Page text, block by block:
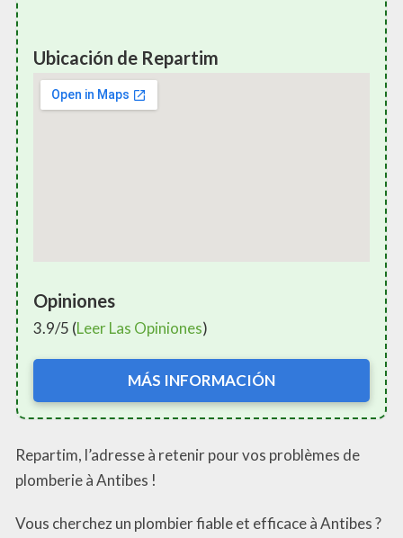
Ubicación de Repartim
Opiniones
3.9/5 (Leer Las Opiniones)
MÁS INFORMACIÓN
Repartim, l’adresse à retenir pour vos problèmes de
plomberie à Antibes !
Vous cherchez un plombier fiable et efficace à Antibes ?